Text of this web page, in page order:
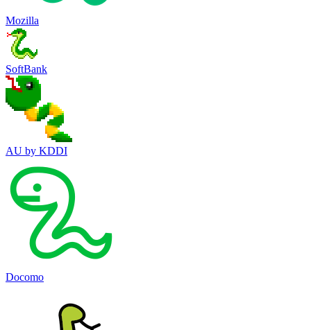
Mozilla
SoftBank
AU by KDDI
Docomo